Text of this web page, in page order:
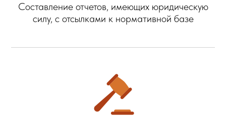
Составление отчетов, имеющих юридическую
силу, с отсылками к нормативной базе